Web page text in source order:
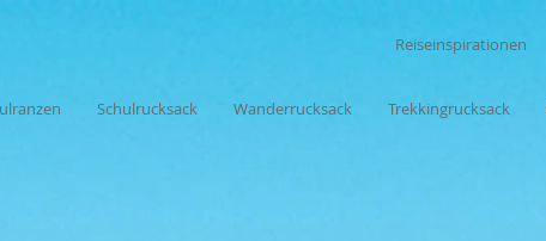
Reiseinspirationen
Schulrucksack Wanderrucksack Trekkingrucksack